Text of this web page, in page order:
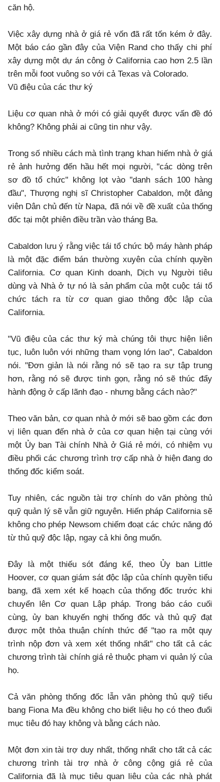
căn hộ.
Việc xây dựng nhà ở giá rẻ vốn đã rất tốn kém ở đây.
Một báo cáo gần đây của Viện Rand cho thấy chi phí
xây dựng một dự án công ở California cao hơn 2.5 lần
trên mỗi foot vuông so với cả Texas và Colorado.
Vũ điệu của các thư ký
Liệu cơ quan nhà ở mới có giải quyết được vấn đề đó
không? Không phải ai cũng tin như vậy.
Trong số nhiều cách mà tình trạng khan hiếm nhà ở giá
rẻ ảnh hưởng đến hầu hết mọi người, "các dòng trên
sơ đồ tổ chức" không lọt vào "danh sách 100 hàng
đầu", Thượng nghị sĩ Christopher Cabaldon, một đảng
viên Dân chủ đến từ Napa, đã nói về đề xuất của thống
đốc tại một phiên điều trần vào tháng Ba.
Cabaldon lưu ý rằng việc tái tổ chức bộ máy hành pháp
là một đặc điểm bán thường xuyên của chính quyền
California. Cơ quan Kinh doanh, Dịch vụ Người tiêu
dùng và Nhà ở tự nó là sản phẩm của một cuộc tái tổ
chức tách ra từ cơ quan giao thông độc lập của
California.
"Vũ điệu của các thư ký mà chúng tôi thực hiện liên
tục, luôn luôn với những tham vọng lớn lao", Cabaldon
nói. "Đơn giản là nói rằng nó sẽ tạo ra sự tập trung
hơn, rằng nó sẽ được tinh gọn, rằng nó sẽ thúc đẩy
hành động ở cấp lãnh đạo - nhưng bằng cách nào?"
Theo văn bản, cơ quan nhà ở mới sẽ bao gồm các đơn
vị liên quan đến nhà ở của cơ quan hiện tại cùng với
một Ủy ban Tài chính Nhà ở Giá rẻ mới, có nhiệm vụ
điều phối các chương trình trợ cấp nhà ở hiện đang do
thống đốc kiểm soát.
Tuy nhiên, các nguồn tài trợ chính do văn phòng thủ
quỹ quản lý sẽ vẫn giữ nguyên. Hiến pháp California sẽ
không cho phép Newsom chiếm đoạt các chức năng đó
từ thủ quỹ độc lập, ngay cả khi ông muốn.
Đây là một thiếu sót đáng kể, theo Ủy ban Little
Hoover, cơ quan giám sát độc lập của chính quyền tiểu
bang, đã xem xét kế hoạch của thống đốc trước khi
chuyển lên Cơ quan Lập pháp. Trong báo cáo cuối
cùng, ủy ban khuyến nghị thống đốc và thủ quỹ đạt
được một thỏa thuận chính thức để "tạo ra một quy
trình nộp đơn và xem xét thống nhất" cho tất cả các
chương trình tài chính giá rẻ thuộc phạm vi quản lý của
họ.
Cả văn phòng thống đốc lẫn văn phòng thủ quỹ tiểu
bang Fiona Ma đều không cho biết liệu họ có theo đuổi
mục tiêu đó hay không và bằng cách nào.
Một đơn xin tài trợ duy nhất, thống nhất cho tất cả các
chương trình tài trợ nhà ở công cộng giá rẻ của
California đã là mục tiêu quan liêu của các nhà phát